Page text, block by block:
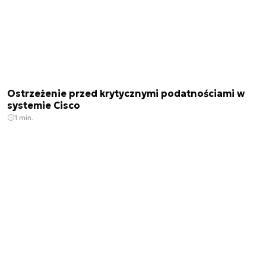
Ostrzeżenie przed krytycznymi podatnościami w
systemie Cisco
1 min.